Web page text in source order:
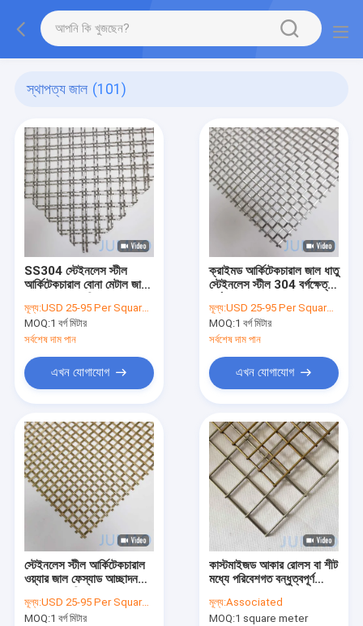
স্থাপত্য জাল (101)
SS304 স্টেইনলেস স্টীল
আর্কিটেকচারাল বোনা মেটাল জাল
মূল্য:USD 25-95 Per Square Meter
MOQ:1 বর্গ মিটার
সর্বশেষ দাম পান
এখন যোগাযোগ
ক্রাইমড আর্কিটেকচারাল জাল ধাতু
স্টেইনলেস স্টীল 304 বর্গক্ষেত্র
মূল্য:USD 25-95 Per Square Meter
MOQ:1 বর্গ মিটার
সর্বশেষ দাম পান
এখন যোগাযোগ
স্টেইনলেস স্টীল আর্কিটেকচারাল
ওয়্যার জাল ফেস্যাড আচ্ছাদন
মূল্য:USD 25-95 Per Square Meter
MOQ:1 বর্গ মিটার
কাস্টমাইজড আকার রোলস বা শীট
মধ্যে পরিবেশগত বন্ধুত্বপূর্ণ
মূল্য:Associated
MOQ:1 square meter